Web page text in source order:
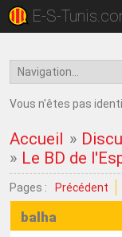
E-S-
Vous n'êtes pas
Accueil »
» Le BD de
Pages : Précédent
balha